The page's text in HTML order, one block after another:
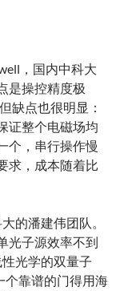
，国内中科大
是操控精度极
缺点也很明显：
证整个电磁场均
个，串行操作慢
求，成本随着比
的潘建伟团队。
光子源效率不到
光学的双量子
个靠谱的门得用海